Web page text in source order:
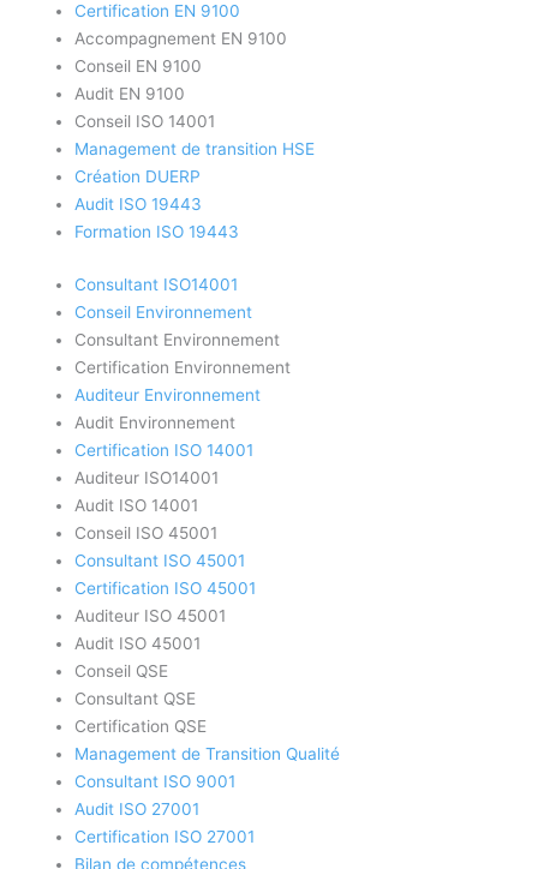
Certification EN 9100
Accompagnement EN 9100
Conseil EN 9100
Audit EN 9100
Conseil ISO 14001
Management de transition HSE
Création DUERP
Audit ISO 19443
Formation ISO 19443
Consultant ISO14001
Conseil Environnement
Consultant Environnement
Certification Environnement
Auditeur Environnement
Audit Environnement
Certification ISO 14001
Auditeur ISO14001
Audit ISO 14001
Conseil ISO 45001
Consultant ISO 45001
Certification ISO 45001
Auditeur ISO 45001
Audit ISO 45001
Conseil QSE
Consultant QSE
Certification QSE
Management de Transition Qualité
Consultant ISO 9001
Audit ISO 27001
Certification ISO 27001
Bilan de compétences